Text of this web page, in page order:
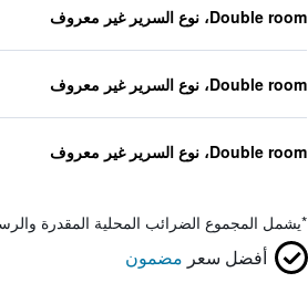
Double room، نوع السرير غير معروف
Double room، نوع السرير غير معروف
Double room، نوع السرير غير معروف
*يشمل المجموع الضرائب المحلية المقدرة
أفضل سعر مضمون